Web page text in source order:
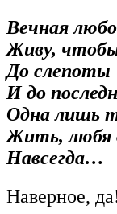
Вечная
Живу,
До слепоты
И до
Одна лишь
Жить, любя
Навсегда…
Наверное,